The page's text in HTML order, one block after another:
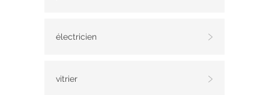
électricien
vitrier